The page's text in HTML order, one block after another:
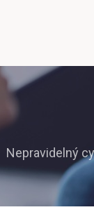
Nepravidelný